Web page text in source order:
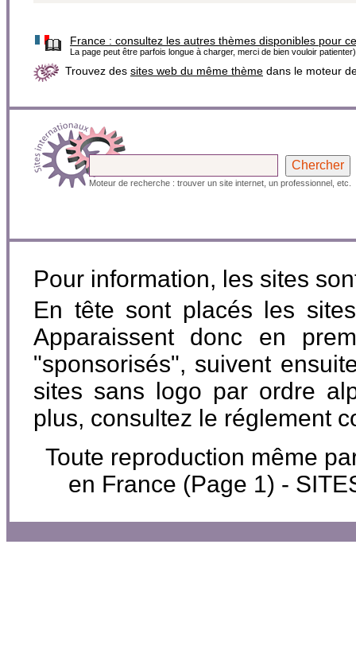
France : consultez les autres thèmes disponibles pour
La page peut être parfois longue à charger, merci de bien vouloir patienter)
Trouvez des sites web du même thème dans le moteur
Moteur de recherche : trouver un site internet, un professionnel, etc.
Pour information, les sites
En tête sont placés les
Apparaissent donc en
"sponsorisés", suivent
sites sans logo par ordre
plus, consultez le réglement
Toute reproduction même
en France (Page 1) -